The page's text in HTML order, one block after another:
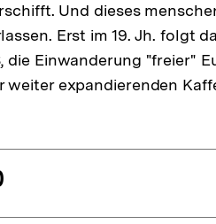
Und dieses
Erst im 19. Jh. folgt
die Einwanderung "freier"
weiter expandierenden